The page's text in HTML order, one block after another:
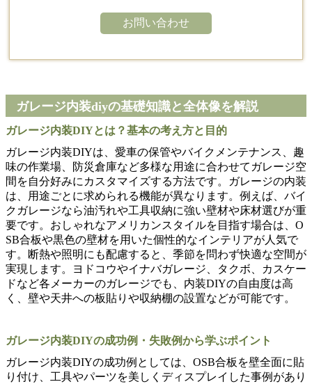
お問い合わせ
ガレージ内装diyの基礎知識と全体像を解説
ガレージ内装DIYとは？基本の考え方と目的
ガレージ内装DIYは、愛車の保管やバイクメンテナンス、趣
味の作業場、防災倉庫など多様な用途に合わせてガレージ空
間を自分好みにカスタマイズする方法です。ガレージの内装
は、用途ごとに求められる機能が異なります。例えば、バイ
クガレージなら油汚れや工具収納に強い壁材や床材選びが重
要です。おしゃれなアメリカンスタイルを目指す場合は、O
SB合板や黒色の壁材を用いた個性的なインテリアが人気で
す。断熱や照明にも配慮すると、季節を問わず快適な空間が
実現します。ヨドコウやイナバガレージ、タクボ、カスケー
ドなど各メーカーのガレージでも、内装DIYの自由度は高
く、壁や天井への板貼りや収納棚の設置などが可能です。
ガレージ内装DIYの成功例・失敗例から学ぶポイント
ガレージ内装DIYの成功例としては、OSB合板を壁全面に貼
り付け、工具やパーツを美しくディスプレイした事例があり